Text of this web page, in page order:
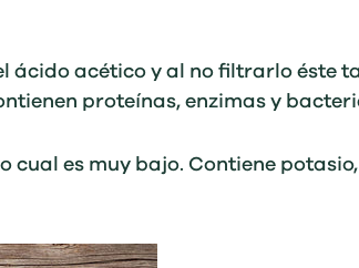
ácido acético y al no filtrarlo éste
proteínas, enzimas y
cual es muy bajo. Contiene